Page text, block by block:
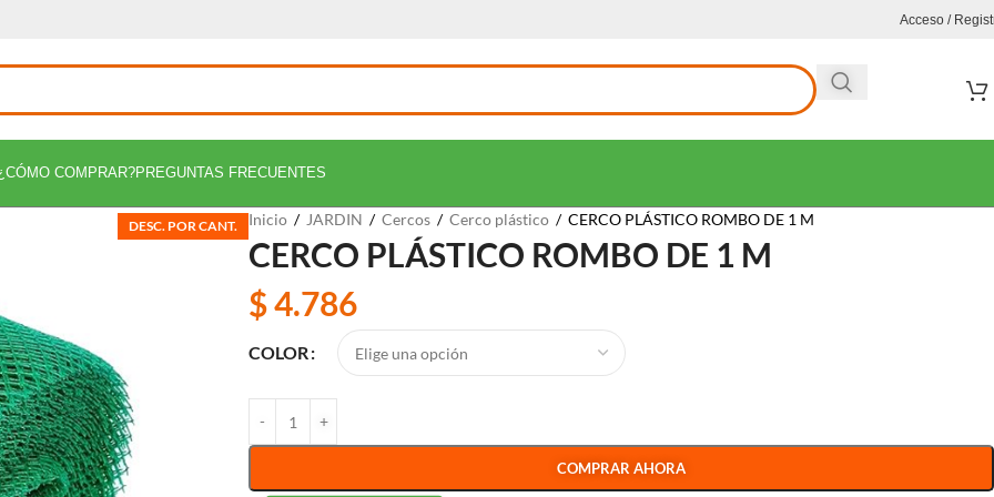
Acceso /
COMPRAR?PREGUNTAS FRECUENTES
DESC. POR CANT. Inicio / JARDIN / Cercos / Cerco plástico / CERCO PLÁSTICO ROMBO DE 1 M
CERCO PLÁSTICO ROMBO DE 1 M
$4.786
COLOR
COMPRAR AHORA